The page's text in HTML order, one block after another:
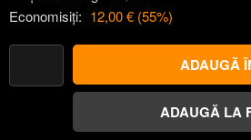
Economisiți: 12,00 € (55%)